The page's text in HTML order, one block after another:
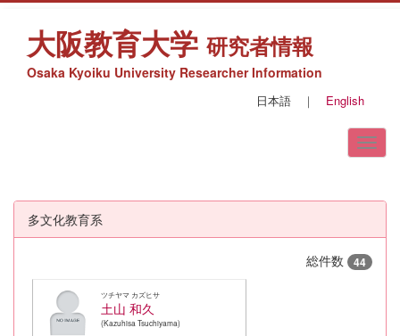
大阪教育大学 研究者情報
Osaka Kyoiku University Researcher Information
日本語 ｜ English
多文化教育系
総件数 44
ツチヤマ カズヒサ
土山 和久
Kazuhisa Tsuchiyama